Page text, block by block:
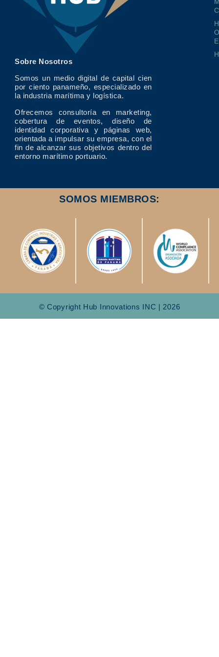
Sobre Nosotros
Somos un medio digital de capital cien
por ciento panameño, especializado en
la industria marítima y logística.
Ofrecemos consultoría en marketing,
cobertura de eventos, diseño de
identidad corporativa y páginas web,
orientada a impulsar su empresa, con el
fin de alcanzar sus objetivos dentro del
entorno marítimo portuario.
SOMOS MIEMBROS:
© Copyright Hub Innovations INC | 2026